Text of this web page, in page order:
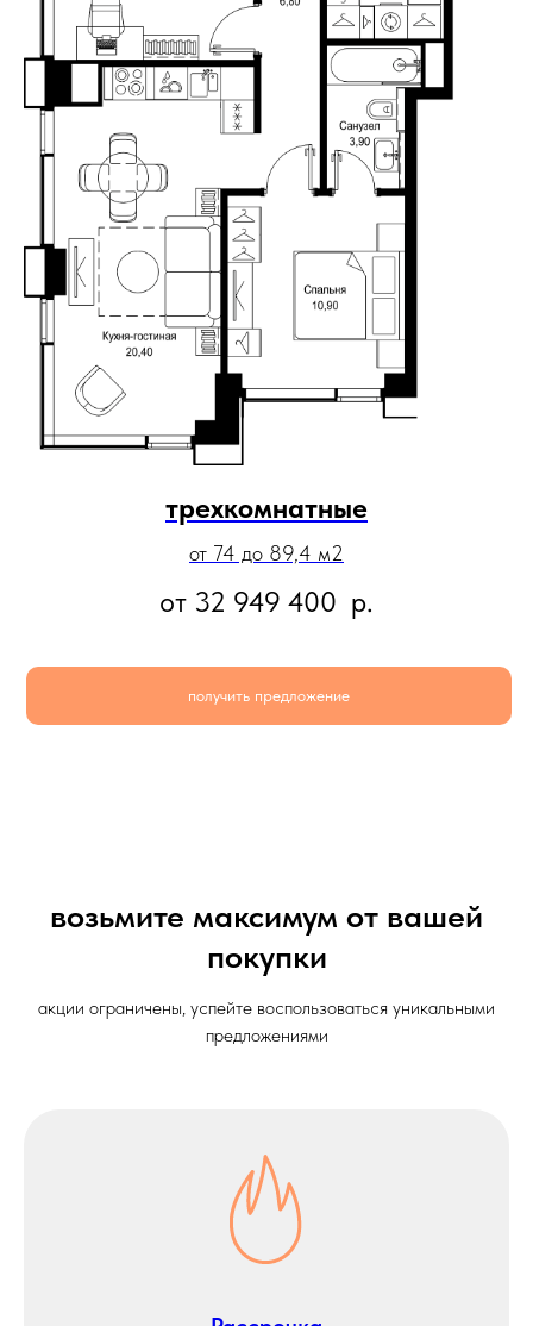
трехкомнатные
от 74 до 89,4 м2
от 32 949 400 р.
получить предложение
возьмите максимум от вашей
покупки
акции ограничены, успейте воспользоваться уникальными
предложениями